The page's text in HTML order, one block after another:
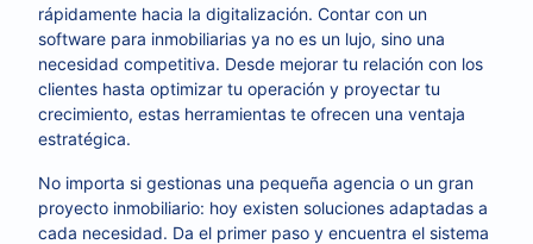
rápidamente hacia la digitalización. Contar con un
software para inmobiliarias ya no es un lujo, sino una
necesidad competitiva. Desde mejorar tu relación con los
clientes hasta optimizar tu operación y proyectar tu
crecimiento, estas herramientas te ofrecen una ventaja
estratégica.
No importa si gestionas una pequeña agencia o un gran
proyecto inmobiliario: hoy existen soluciones adaptadas a
cada necesidad. Da el primer paso y encuentra el sistema